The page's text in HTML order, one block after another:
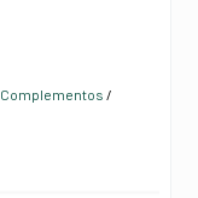
Complementos /